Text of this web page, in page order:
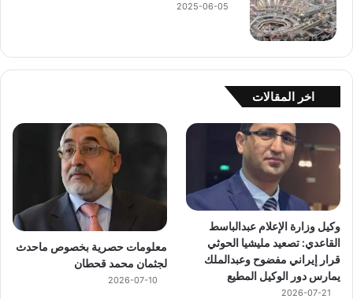
2025-06-05
اخر المقالات
وكيل وزارة الإعلام عبدالباسط
القاعدي: تصعيد مليشيا الحوثي
قرار إيراني مفضوح وعبدالملك
يمارس دور الوكيل المطيع
2026-07-21
معلومات حصرية بخصوص ماحدث
لجثمان محمد قحطان
2026-07-10